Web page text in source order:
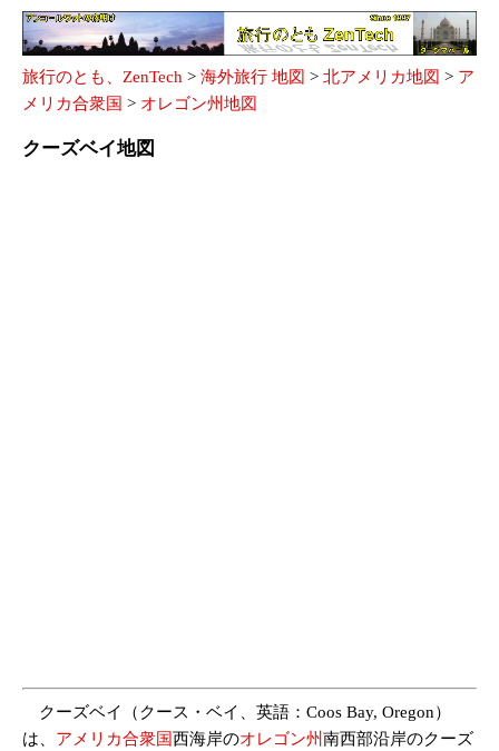
旅行のとも、ZenTech > 海外旅行 地図 > 北アメリカ地図 > ア
メリカ合衆国 > オレゴン州地図
クーズベイ地図
クーズベイ（クース・ベイ、英語：Coos Bay, Oregon）
は、 アメリカ合衆国西海岸のオレゴン州南西部沿岸のクーズ